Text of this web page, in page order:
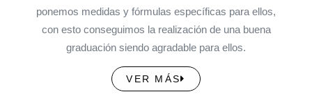
ponemos medidas y fórmulas específicas para ellos,
con esto conseguimos la realización de una buena
graduación siendo agradable para ellos.
VER MÁS